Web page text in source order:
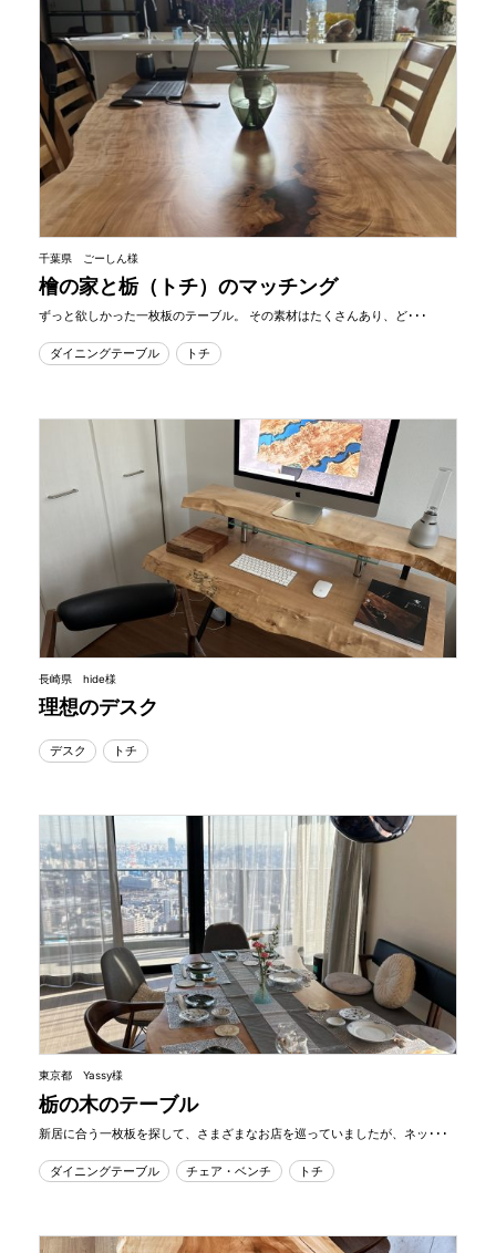
千葉県 ごーしん様
檜の家と栃（トチ）のマッチング
ずっと欲しかった一枚板のテーブル。 その素材はたくさんあり、ど･･･
ダイニングテーブル トチ
長崎県 hide様
理想のデスク
デスク トチ
東京都 Yassy様
栃の木のテーブル
新居に合う一枚板を探して、さまざまなお店を巡っていましたが、ネッ･･･
ダイニングテーブル チェア・ベンチ トチ